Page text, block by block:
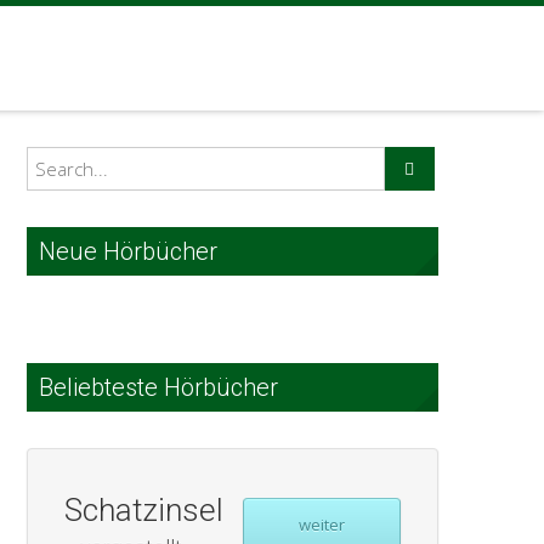
Neue Hörbücher
Beliebteste Hörbücher
Schatzinsel weiter